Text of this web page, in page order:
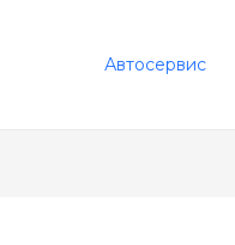
Автосервис